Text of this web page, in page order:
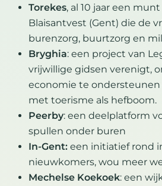
Torekes, al 10 jaar een
Blaisantvest (Gent) die de
burenzorg, buurtzorg en
Bryghia: een project van
vrijwillige gidsen verenigt,
economie te
met toerisme als hefboom.
Peerby: een deelplatform
spullen onder buren
In-Gent: een initiatief rond
nieuwkomers, wou meer
Mechelse Koekoek: een